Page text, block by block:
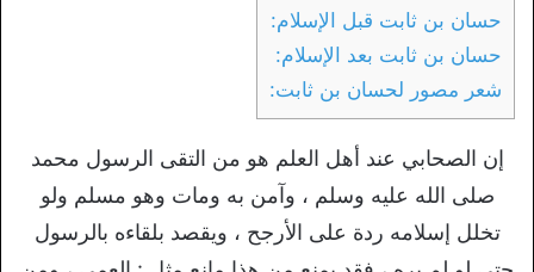
حسان بن ثابت قبل الإسلام:
حسان بن ثابت بعد الإسلام:
شعر مصور لحسان بن ثابت:
إن الصحابي عند أهل العلم هو من التقى الرسول محمد
صلى الله عليه وسلم ، وآمن به ومات وهو مسلم ولو
تخلل إسلامه ردة على الأرجح ، ويقصد بلقاءه بالرسول